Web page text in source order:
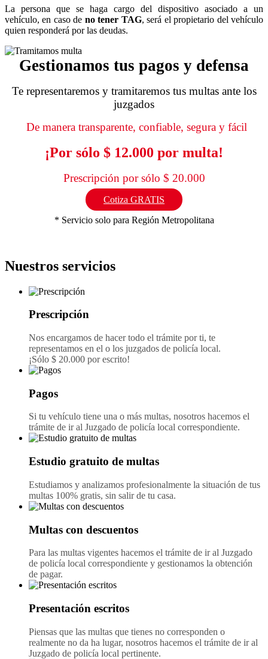
La persona que se haga cargo del dispositivo asociado a un
vehículo, en caso de no tener TAG, será el propietario del vehículo
quien responderá por las deudas.
Gestionamos tus pagos y defensa
Te representaremos y tramitaremos tus multas ante los
juzgados
De manera transparente, confiable, segura y fácil
¡Por sólo $ 12.000 por multa!
Prescripción por sólo $ 20.000
Cotiza GRATIS
* Servicio solo para Región Metropolitana
Nuestros servicios
Prescripción
Nos encargamos de hacer todo el trámite por ti, te
representamos en el o los juzgados de policía local.
¡Sólo $ 20.000 por escrito!
Pagos
Si tu vehículo tiene una o más multas, nosotros hacemos el
trámite de ir al Juzgado de policía local correspondiente.
Estudio gratuito de multas
Estudiamos y analizamos profesionalmente la situación de tus
multas 100% gratis, sin salir de tu casa.
Multas con descuentos
Para las multas vigentes hacemos el trámite de ir al Juzgado
de policía local correspondiente y gestionamos la obtención
de pagar.
Presentación escritos
Piensas que las multas que tienes no corresponden o
realmente no da ha lugar, nosotros hacemos el trámite de ir al
Juzgado de policía local pertinente.